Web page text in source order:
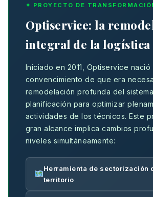
✦ PROYECTO DE
Optiservice: la
integral de la
Iniciado en 2011, Optiservice nació
convencimiento de que era
remodelación profunda del
planificación para optimizar
actividades de los técnicos. Este
gran alcance implica cambios
niveles simultáneamente:
Herramienta de sectorización
territorio